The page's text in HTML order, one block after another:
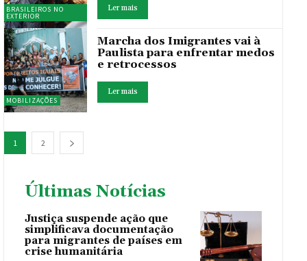
BRASILEIROS NO
EXTERIOR
Ler mais
MOBILIZAÇÕES
Marcha dos Imigrantes vai à
Paulista para enfrentar medos
e retrocessos
Ler mais
1 2
Últimas Notícias
Justiça suspende ação que
simplificava documentação
para migrantes de países em
crise humanitária